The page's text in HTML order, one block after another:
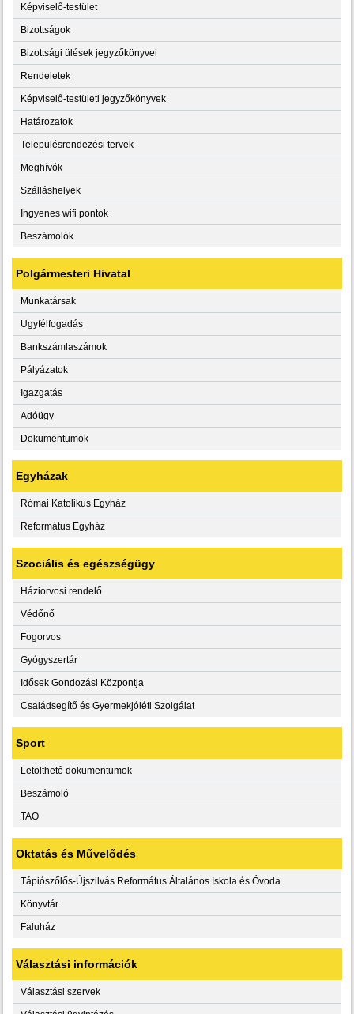
Képviselő-testület
Bizottságok
Bizottsági ülések jegyzőkönyvei
Rendeletek
Képviselő-testületi jegyzőkönyvek
Határozatok
Településrendezési tervek
Meghívók
Szálláshelyek
Ingyenes wifi pontok
Beszámolók
Polgármesteri Hivatal
Munkatársak
Ügyfélfogadás
Bankszámlaszámok
Pályázatok
Igazgatás
Adóügy
Dokumentumok
Egyházak
Római Katolikus Egyház
Református Egyház
Szociális és egészségügy
Háziorvosi rendelő
Védőnő
Fogorvos
Gyógyszertár
Idősek Gondozási Központja
Családsegítő és Gyermekjóléti Szolgálat
Sport
Letölthető dokumentumok
Beszámoló
TAO
Oktatás és Művelődés
Tápiószőlős-Újszilvás Református Általános Iskola és Óvoda
Könyvtár
Faluház
Választási információk
Választási szervek